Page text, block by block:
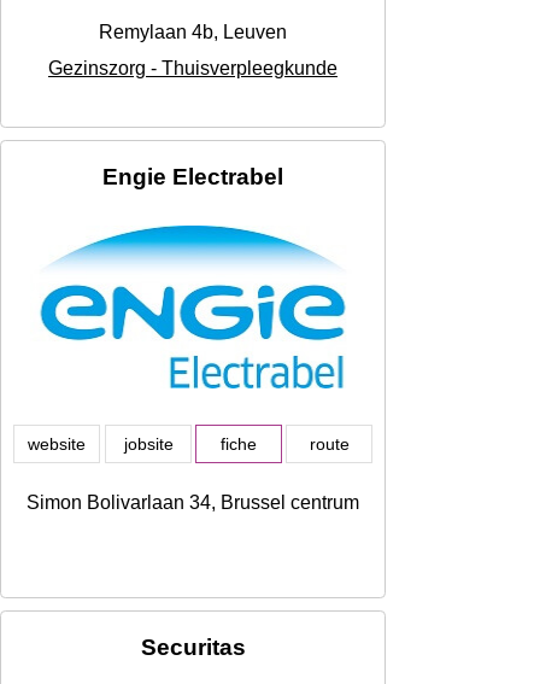
Remylaan 4b, Leuven
Gezinszorg - Thuisverpleegkunde
Engie Electrabel
website jobsite fiche route
Simon Bolivarlaan 34, Brussel centrum
Securitas